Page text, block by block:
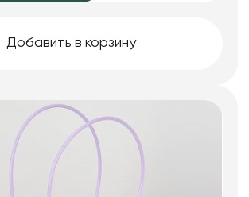
Добавить в корзину